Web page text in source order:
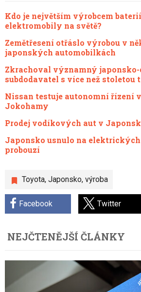
Toyota, Japonsko, výroba
Facebook Twitter
Kdo je největším výrobcem
elektromobily na světě?
Zemětřesení otřáslo výrobou v
japonských automobilkách
Zkrachoval významný
subdodavatel s více než stoletou
Nissan testuje autonomní řízení
Jokohamy
Prodej vodíkových aut v
Japonsko usnulo na elektrických
probouzí
NEJČTENĚJŠÍ ČLÁNKY